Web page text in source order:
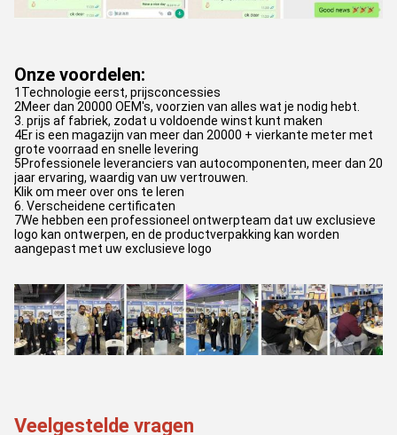
Onze voordelen:
1Technologie eerst, prijsconcessies
2Meer dan 20000 OEM's, voorzien van alles wat je nodig hebt.
3. prijs af fabriek, zodat u voldoende winst kunt maken
4Er is een magazijn van meer dan 20000 + vierkante meter met
grote voorraad en snelle levering
5Professionele leveranciers van autocomponenten, meer dan 20
jaar ervaring, waardig van uw vertrouwen.
Klik om meer over ons te leren
6. Verscheidene certificaten
7We hebben een professioneel ontwerpteam dat uw exclusieve
logo kan ontwerpen, en de productverpakking kan worden
aangepast met uw exclusieve logo
Veelgestelde vragen